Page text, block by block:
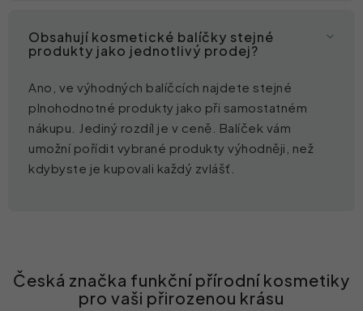
Obsahují kosmetické balíčky stejné
produkty jako jednotlivý prodej?
Ano, ve výhodných balíčcích najdete stejné
plnohodnotné produkty jako při samostatném
nákupu. Jediný rozdíl je v ceně. Balíček vám
umožní pořídit vybrané produkty výhodněji, než
kdybyste je kupovali každý zvlášť.